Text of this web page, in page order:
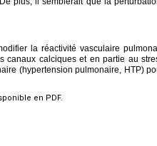
la réactivité vasculaire
canaux calciques et en partie au
(hypertension pulmonaire, HTP)
en PDF.